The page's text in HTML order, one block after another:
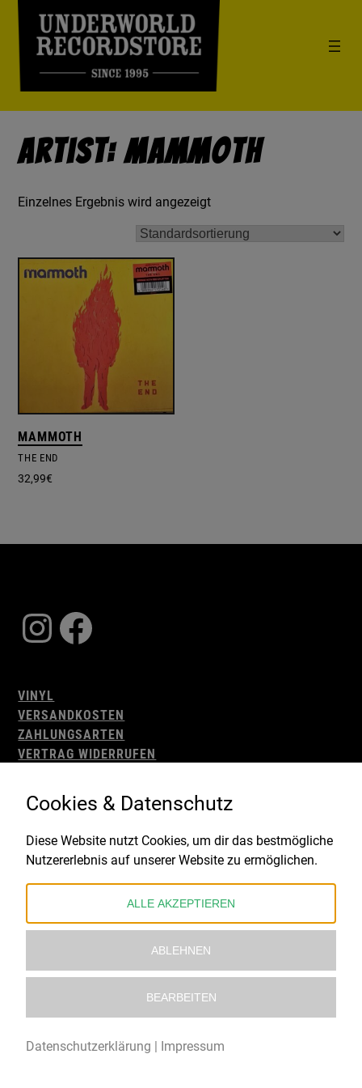
Artist: Mammoth
Einzelnes Ergebnis wird angezeigt
MAMMOTH
THE END
32,99€
Instagram
Facebook
VINYL
VERSANDKOSTEN
ZAHLUNGSARTEN
VERTRAG WIDERRUFEN
WIDERRUFSBELEHRUNG
IMPRESSUM
Gefördert durch:
Cookies & Datenschutz
Diese Website nutzt Cookies, um dir das bestmögliche
Nutzererlebnis auf unserer Website zu ermöglichen.
ALLE AKZEPTIEREN
ABLEHNEN
BEARBEITEN
Datenschutzerklärung | Impressum